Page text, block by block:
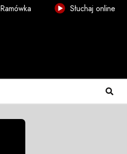
Ramówka Słuchaj online